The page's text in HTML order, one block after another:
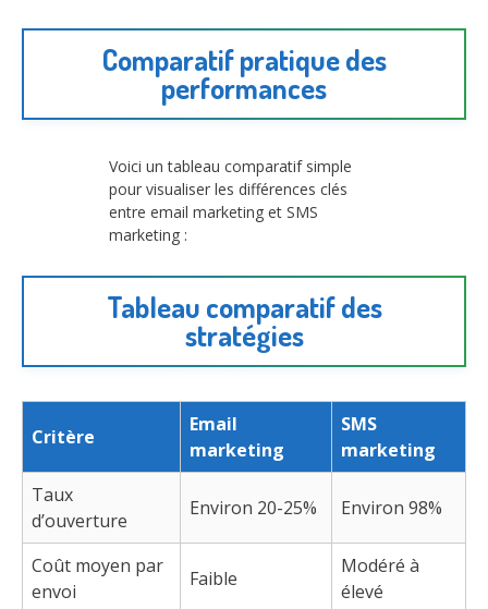
Comparatif pratique des
performances
Voici un tableau comparatif simple
pour visualiser les différences clés
entre email marketing et SMS
marketing :
Tableau comparatif des
stratégies
Critère
Email
marketing
SMS
marketing
Taux
d’ouverture
Environ 20-25% Environ 98%
Coût moyen par
envoi
Faible
Modéré à
élevé